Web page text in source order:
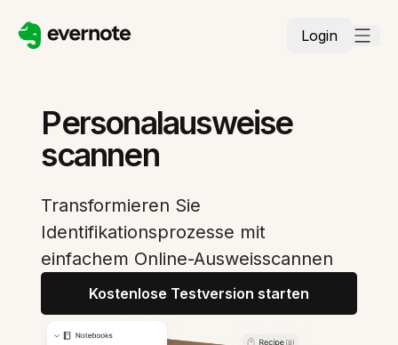
Login
Personalausweise
scannen
Transformieren Sie
Identifikationsprozesse mit
einfachem Online-Ausweisscannen
Kostenlose Testversion starten